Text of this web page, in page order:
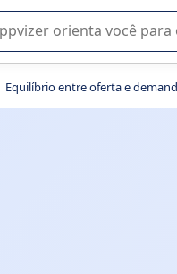
ou na seleção de
Equilíbrio entre oferta e